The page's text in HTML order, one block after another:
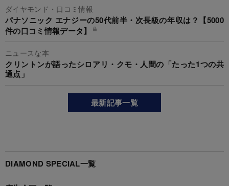
ダイヤモンド・口コミ情報
パナソニック エナジーの50代前半・次長級の年収は？【5000
件の口コミ情報データ】
ニュースな本
クリントンが語ったシロアリ・クモ・人間の「たった1つの共
通点」
最新記事一覧
DIAMOND SPECIAL一覧